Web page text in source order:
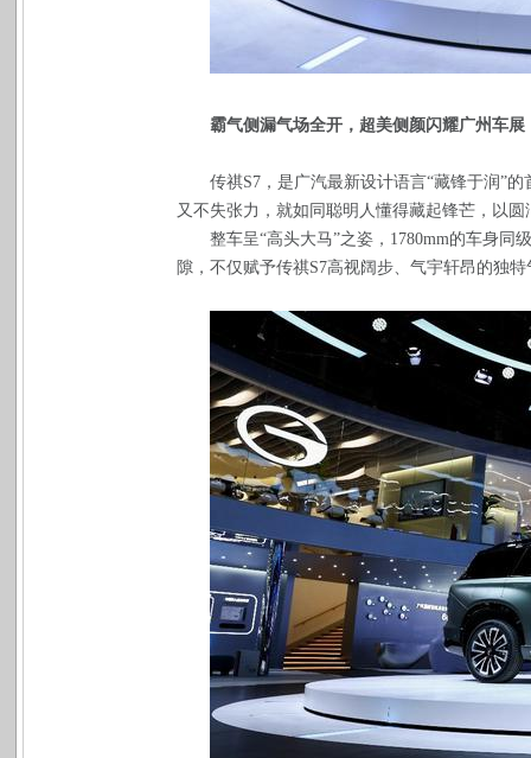
霸气侧漏气场全开，超美侧颜闪耀广州车展
传祺S7，是广汽最新设计语言“藏锋于润”
又不失张力，就如同聪明人懂得藏起锋芒，以
整车呈“高头大马”之姿，1780mm的车身同
隙，不仅赋予传祺S7高视阔步、气宇轩昂的独